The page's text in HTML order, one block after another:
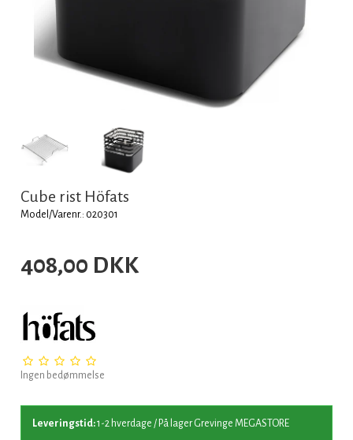
Cube rist Höfats
Model/Varenr.: 020301
408,00 DKK
Ingen bedømmelse
Leveringstid:1-2 hverdage / På lager Grevinge MEGASTORE